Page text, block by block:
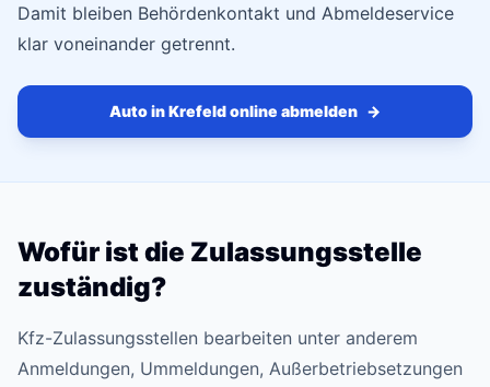
Damit bleiben Behördenkontakt und Abmeldeservice
klar voneinander getrennt.
Auto in Krefeld online abmelden →
Wofür ist die Zulassungsstelle
zuständig?
Kfz-Zulassungsstellen bearbeiten unter anderem
Anmeldungen, Ummeldungen, Außerbetriebsetzungen